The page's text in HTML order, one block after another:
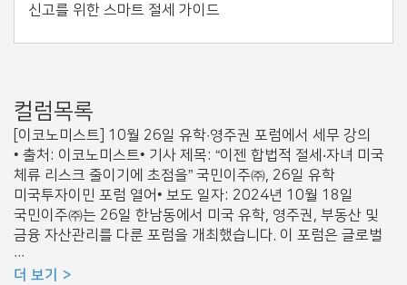
신고를 위한 스마트 절세 가이드
컬럼목록
[이코노미스트] 10월 26일 유학·영주권 포럼에서 세무 강의
• 출처: 이코노미스트• 기사 제목: “이젠 합법적 절세‧자녀 미국
체류 리스크 줄이기에 초점을” 국민이주㈜, 26일 유학
미국투자이민 포럼 열어• 보도 일자: 2024년 10월 18일
국민이주㈜는 26일 한남동에서 미국 유학, 영주권, 부동산 및
금융 자산관리를 다룬 포럼을 개최했습니다. 이 포럼은 글로벌
···
더 보기